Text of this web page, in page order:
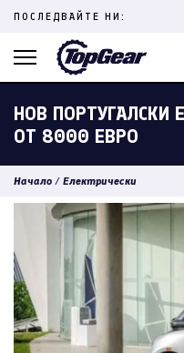
Skip
content
ПОСЛЕДВАЙТЕ НИ:
НОВ ПОРТУГАЛСКИ
ОТ 8000 ЕВРО
Начало / Електрически